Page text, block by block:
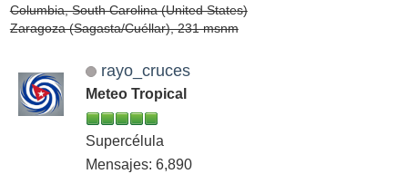
Columbia, South Carolina (United States)
Zaragoza (Sagasta/Cuéllar), 231 msnm
rayo_cruces
Meteo Tropical
Supercélula
Mensajes: 6,890